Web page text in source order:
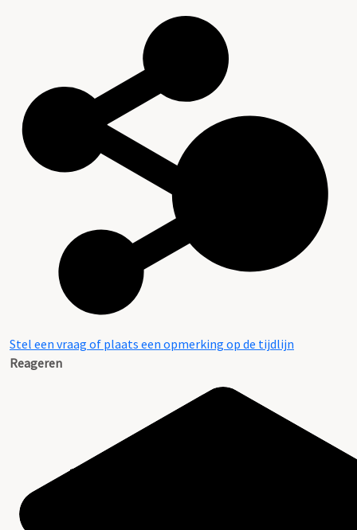
Stel een vraag of plaats een opmerking op de tijdlijn
Reageren